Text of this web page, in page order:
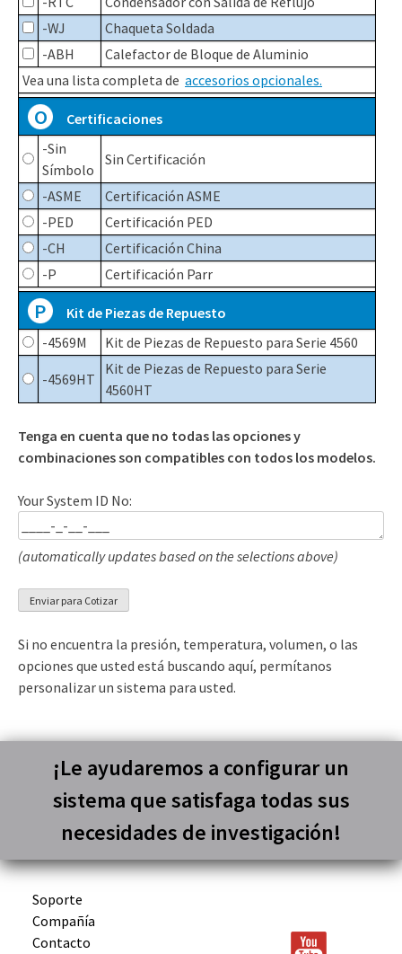
-WJ
Chaqueta Soldada
-ABH
Calefactor de Bloque de Aluminio
Vea una lista completa de accesorios opcionales.
O
Certificaciones
-Sin
Símbolo
Sin Certificación
-ASME
Certificación ASME
-PED
Certificación PED
-CH
Certificación China
-P
Certificación Parr
P
Kit de Piezas de Repuesto
-4569M
Kit de Piezas de Repuesto para Serie 4560
-4569HT
Kit de Piezas de Repuesto para Serie
4560HT
Tenga en cuenta que no todas las opciones y
combinaciones son compatibles con todos los modelos.
Your System ID No:
(automatically updates based on the selections above)
Si no encuentra la presión, temperatura, volumen, o las
opciones que usted está buscando aquí, permítanos
personalizar un sistema para usted.
¡Le ayudaremos a configurar un
sistema que satisfaga todas sus
necesidades de investigación!
Soporte
Compañía
Contacto